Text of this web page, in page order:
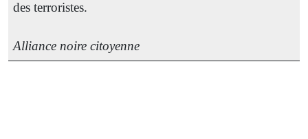
des terroristes.
Alliance noire citoyenne